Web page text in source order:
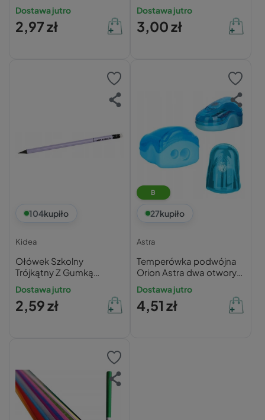
Dostawa jutro
2,97 zł
Dostawa jutro
3,00 zł
104kupiło
Kidea
Ołówek Szkolny
Trójkątny Z Gumką
Twardość HB
PASTELOWY Kidea
Dostawa jutro
2,59 zł
B
27kupiło
Astra
Temperówka podwójna
Orion Astra dwa otwory
mix kolorów 404118003
Dostawa jutro
4,51 zł